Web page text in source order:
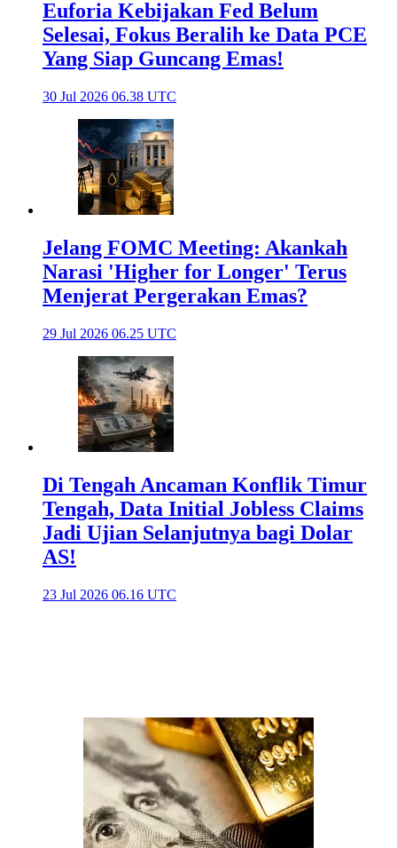
Euforia Kebijakan Fed Belum
Selesai, Fokus Beralih ke Data PCE
Yang Siap Guncang Emas!
30 Jul 2026 06.38 UTC
Jelang FOMC Meeting: Akankah
Narasi 'Higher for Longer' Terus
Menjerat Pergerakan Emas?
29 Jul 2026 06.25 UTC
Di Tengah Ancaman Konflik Timur
Tengah, Data Initial Jobless Claims
Jadi Ujian Selanjutnya bagi Dolar
AS!
23 Jul 2026 06.16 UTC